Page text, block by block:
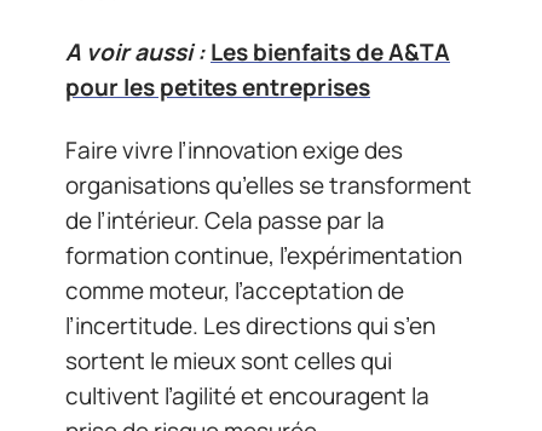
A voir aussi :Les bienfaits de A&TA
pour les petites entreprises
Faire vivre l’innovation exige des
organisations qu’elles se transforment
de l’intérieur. Cela passe par la
formation continue, l’expérimentation
comme moteur, l’acceptation de
l’incertitude. Les directions qui s’en
sortent le mieux sont celles qui
cultivent l’agilité et encouragent la